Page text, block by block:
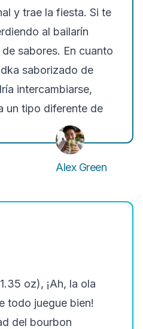
y trae la fiesta. Si te
al bailarín
sabores. En cuanto
saborizado de
intercambiarse,
un tipo diferente de
Alex Green
oz), ¡Ah, la ola
todo juegue bien!
del bourbon